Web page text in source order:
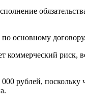
основному договору.
коммерческий
рублей, поскольку